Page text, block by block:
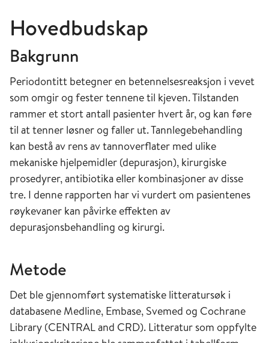
Hovedbudskap
Bakgrunn
Periodontitt betegner en betennelsesreaksjon i vevet
som omgir og fester tennene til kjeven. Tilstanden
rammer et stort antall pasienter hvert år, og kan føre
til at tenner løsner og faller ut. Tannlegebehandling
kan bestå av rens av tannoverflater med ulike
mekaniske hjelpemidler (depurasjon), kirurgiske
prosedyrer, antibiotika eller kombinasjoner av disse
tre. I denne rapporten har vi vurdert om pasientenes
røykevaner kan påvirke effekten av
depurasjonsbehandling og kirurgi.
Metode
Det ble gjennomført systematiske litteratursøk i
databasene Medline, Embase, Svemed og Cochrane
Library (CENTRAL and CRD). Litteratur som oppfylte